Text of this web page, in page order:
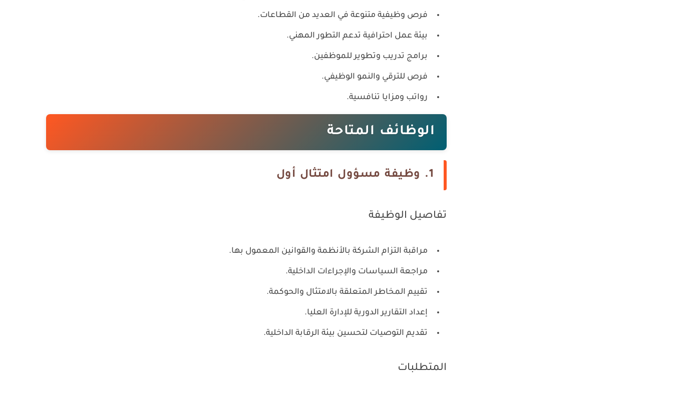
فرص وظيفية متنوعة في العديد من القطاعات.
بيئة عمل احترافية تدعم التطور المهني.
برامج تدريب وتطوير للموظفين.
فرص للترقي والنمو الوظيفي.
رواتب ومزايا تنافسية.
الوظائف المتاحة
1. وظيفة مسؤول امتثال أول
تفاصيل الوظيفة
مراقبة التزام الشركة بالأنظمة والقوانين المعمول بها.
مراجعة السياسات والإجراءات الداخلية.
تقييم المخاطر المتعلقة بالامتثال والحوكمة.
إعداد التقارير الدورية للإدارة العليا.
تقديم التوصيات لتحسين بيئة الرقابة الداخلية.
المتطلبات